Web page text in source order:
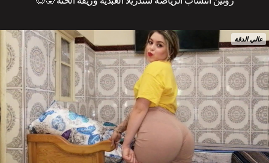
عالي الدقة